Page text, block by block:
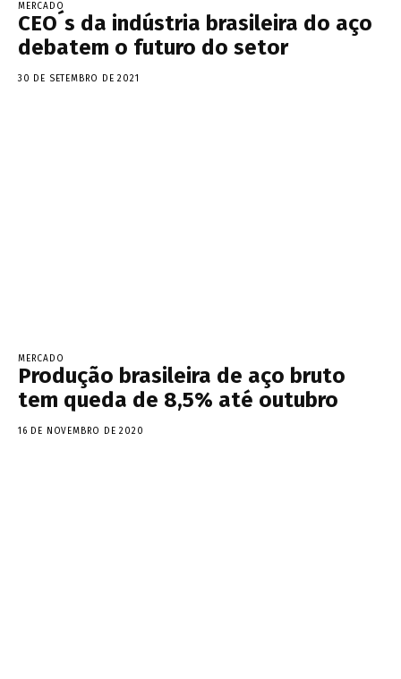
MERCADO
CEO´s da indústria brasileira do aço
debatem o futuro do setor
30 DE SETEMBRO DE 2021
MERCADO
Produção brasileira de aço bruto
tem queda de 8,5% até outubro
16 DE NOVEMBRO DE 2020